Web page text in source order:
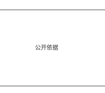
公开依据